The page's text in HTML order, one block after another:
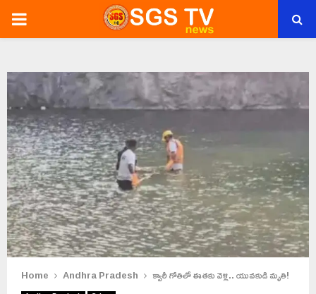
PRIMARY
Home Andhra Pradesh క్వారీ గోతిలో ఈతకు వెళ్లి.. యువకుడి మృతి!